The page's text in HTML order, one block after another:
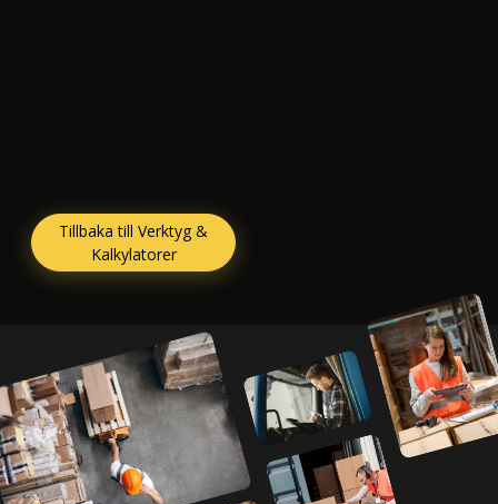
Tillbaka till Verktyg &
Kalkylatorer